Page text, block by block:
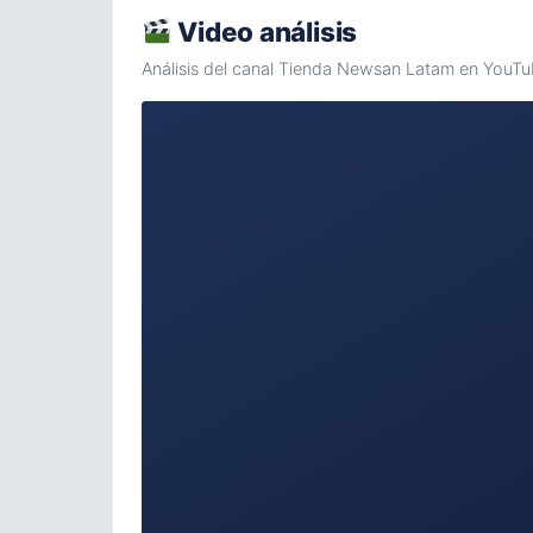
Video análisis
Análisis del canal Tienda Newsan Latam en